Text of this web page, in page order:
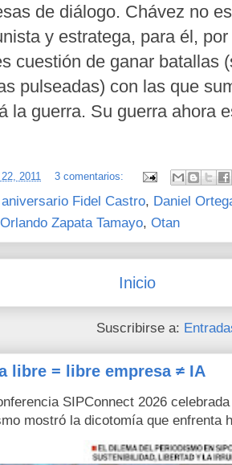
de diálogo. Chávez no
y estratega, para él,
cuestión de ganar batallas
pulseadas) con las que
la guerra. Su guerra ahora
2011 3 comentarios:
aniversario Fidel Castro, Daniel
Orlando Zapata Tamayo, Otan
Inicio
Suscribirse a:
libre = libre empresa ≠ IA
SIPConnect 2026
mostró la dicotomía que enfrenta